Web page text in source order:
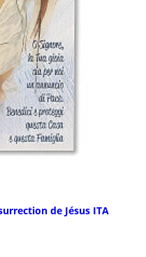
de Jésus ITA